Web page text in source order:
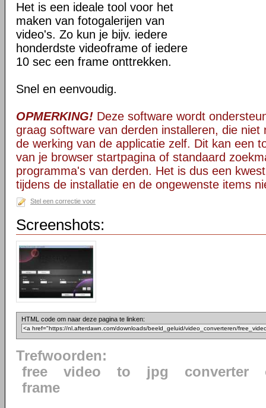
Het is een ideale tool voor het
maken van fotogalerijen van
video's. Zo kun je bijv. iedere
honderdste videoframe of iedere
10 sec een frame onttrekken.
Snel en eenvoudig.
OPMERKING! Deze software wordt
graag software van derden installeren, die niet
de werking van de applicatie zelf. Dit kan een
van je browser startpagina of standaard
programma's van derden. Het is dus een
tijdens de installatie en de ongewenste items
Stel een correctie voor
Screenshots:
HTML code om naar deze pagina te linken:
Trefwoorden:
free
video to jpg converter
frame